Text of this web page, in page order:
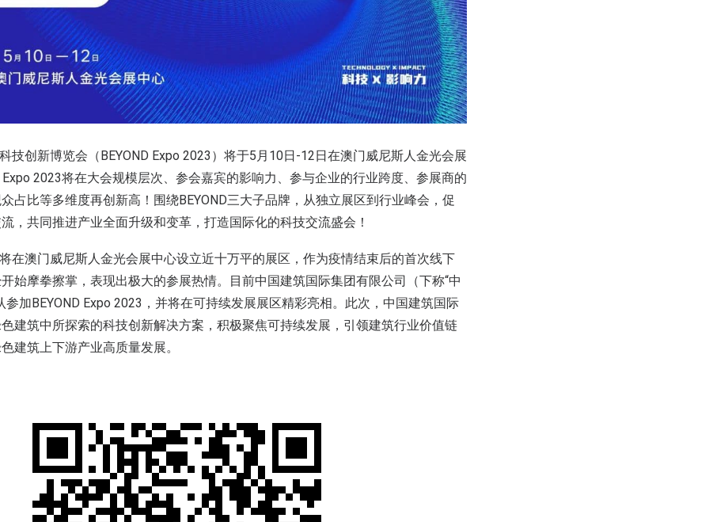
技创新博览会（BEYOND Expo 2023）将于5月10日-12日在澳门威尼斯人金光会展
Expo 2023将在大会规模层次、参会嘉宾的影响力、参与企业的行业跨度、参展商的
占比等多维度再创新高！围绕BEYOND三大子品牌，从独立展区到行业峰会，促
，共同推进产业全面升级和变革，打造国际化的科技交流盛会！
在澳门威尼斯人金光会展中心设立近十万平的展区，作为疫情结束后的首次线下
始摩拳擦掌，表现出极大的参展热情。目前中国建筑国际集团有限公司（下称“中
参加BEYOND Expo 2023，并将在可持续发展展区精彩亮相。此次，中国建筑国际
建筑中所探索的科技创新解决方案，积极聚焦可持续发展，引领建筑行业价值链
建筑上下游产业高质量发展。